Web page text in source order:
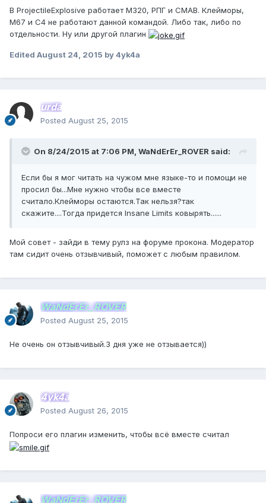
В ProjectileExplosive работает М320, РПГ и СМАВ. Клейморы,
M67 и С4 не работают данной командой. Либо так, либо по
отдельности. Ну или другой плагин
Edited August 24, 2015 by 4yk4a
urda
Posted August 25, 2015
On 8/24/2015 at 7:06 PM, WaNdErEr_ROVER said:
Если бы я мог читать на чужом мне языке-то и помощи не
просил бы...Мне нужно чтобы все вместе
считало.Клейморы остаются.Так нельзя?так
скажите....Тогда придется Insane Limits ковырять......
Мой совет - зайди в тему рулз на форуме прокона. Модератор
там сидит очень отзывчивый, поможет с любым правилом.
WaNdErEr_ROVER
Posted August 25, 2015
Не очень он отзывчивый.3 дня уже не отзывается))
4yk4a
Posted August 26, 2015
Попроси его плагин изменить, чтобы всё вместе считал
WaNdErEr_ROVER